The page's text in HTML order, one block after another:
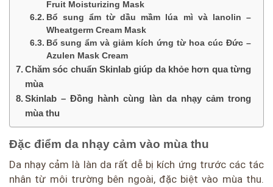
Fruit Moisturizing Mask
Bổ sung ẩm từ dầu mầm lúa mì và lanolin –
Wheatgerm Cream Mask
Bổ sung ẩm và giảm kích ứng từ hoa cúc Đức –
Azulen Mask Cream
Chăm sóc chuẩn Skinlab giúp da khỏe hơn qua từng
mùa
Skinlab – Đồng hành cùng làn da nhạy cảm trong
mùa thu
Đặc điểm da nhạy cảm vào mùa thu
Da nhạy cảm là làn da rất dễ bị kích ứng trước các tác
nhân từ môi trường bên ngoài, đặc biệt vào mùa thu.